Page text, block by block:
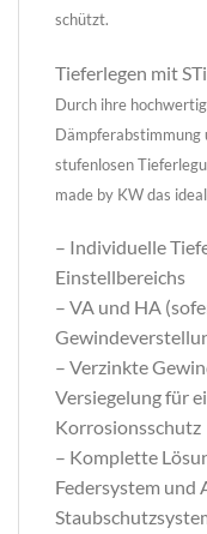
schützt.
Tieferlegen mit
Durch ihre
Dämpferabstimmung
stufenlosen
made by KW das
– Individuelle
Einstellbereichs
– VA und HA
– Verzinkte
Versiegelung für
Korrosionsschutz
– Komplette
Federsystem und